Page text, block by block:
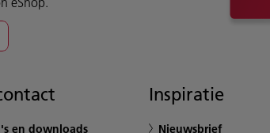
en downloads
Inspiratie
Nieuwsbrief